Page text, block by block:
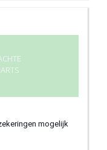
mogelijk